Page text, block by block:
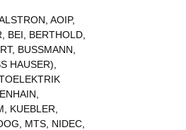
AOIP,
BEI BERTHOLD
, BUSSMANN
HAUSER)
KUEBLER
MTS NIDEC